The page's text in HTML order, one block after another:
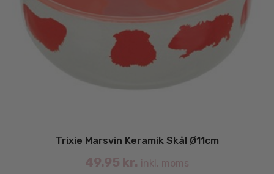
Trixie Marsvin Keramik Skål Ø11cm
49.95 kr. inkl. moms